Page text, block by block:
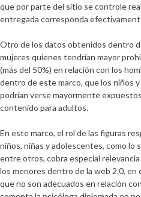
que por parte del sitio se controle
entregada corresponda
Otro de los datos obtenidos dentro
mujeres quienes tendrían mayor
(más del 50%) en relación con los
dentro de este marco, que los niños
podrían verse mayormente
contenido para adultos.
En este marco, el rol de las figuras
niños, niñas y adolescentes, como lo
entre otros, cobra especial
los menores dentro de la web 2.0,
que no son adecuados en relación